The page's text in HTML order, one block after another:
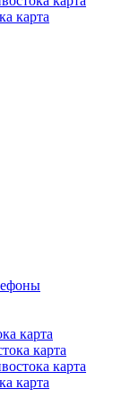
карта
карта
карта
карта
карта